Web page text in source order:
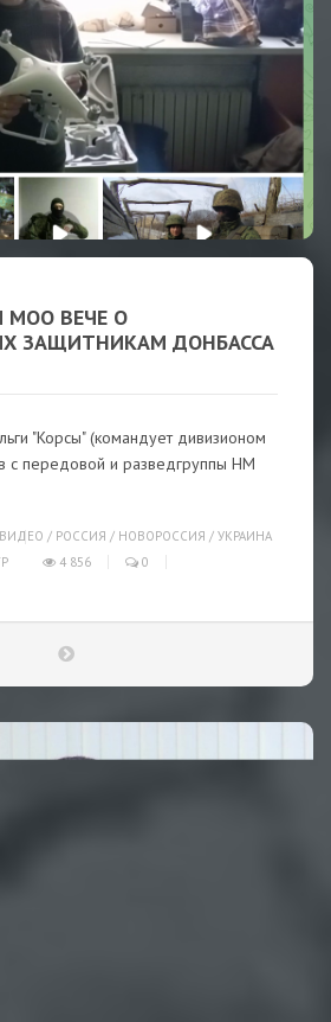
МОО ВЕЧЕ О
ЗАЩИТНИКАМ ДОНБАССА
"Корсы" (командует дивизионом
с передовой и разведгруппы НМ
ВИДЕО / РОССИЯ / НОВОРОССИЯ / УКРАИНА
4 856 0